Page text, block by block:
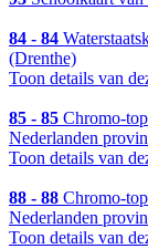
84 - 84
(Drenthe)
Toon details van
85 - 85 Chromo-
Nederlanden
Toon details van
88 - 88 Chromo-
Nederlanden
Toon details van